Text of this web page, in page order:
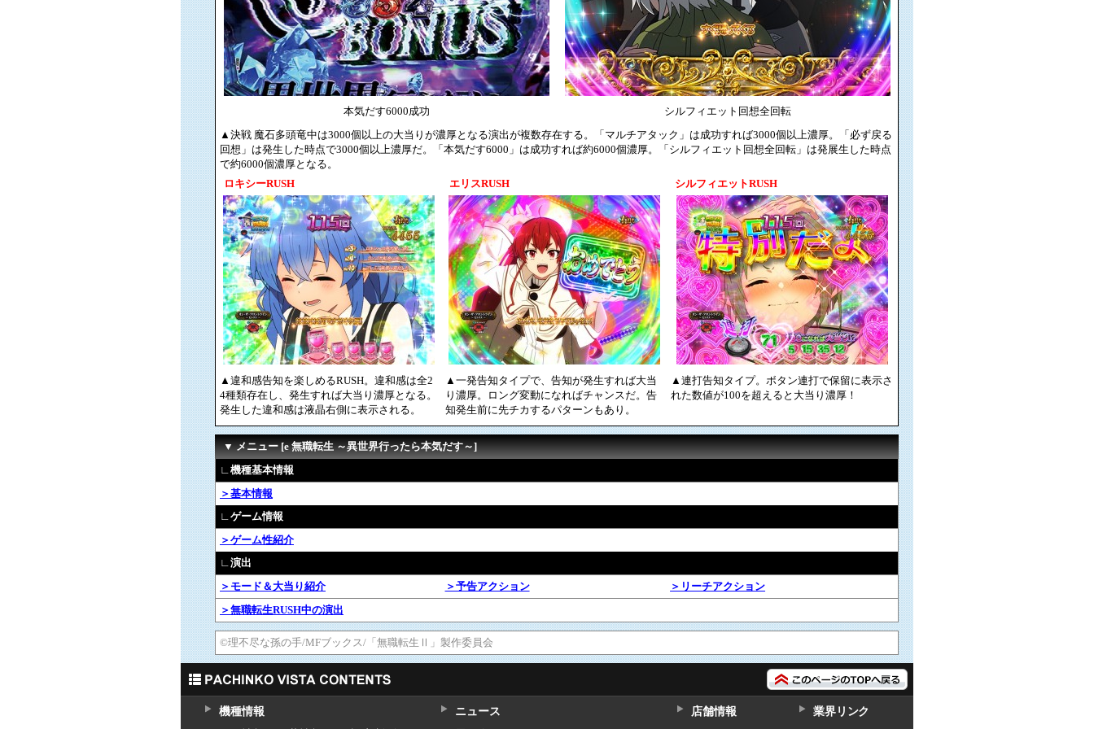
本気だす6000成功
シルフィエット回想全回転
▲決戦 魔石多頭竜中は3000個以上の大当りが濃厚となる演出が複数存在する。「マルチアタック」は成功すれば3000個以上濃厚。「必ず戻る
回想」は発生した時点で3000個以上濃厚だ。「本気だす6000」は成功すれば約6000個濃厚。「シルフィエット回想全回転」は発展生した時点
で約6000個濃厚となる。
ロキシーRUSH
エリスRUSH シルフィエットRUSH
▲違和感告知を楽しめるRUSH。違和感は全2
4種類存在し、発生すれば大当り濃厚となる。
発生した違和感は液晶右側に表示される。
▲一発告知タイプで、告知が発生すれば大当
り濃厚。ロング変動になればチャンスだ。告
知発生前に先チカするパターンもあり。
▲連打告知タイプ。ボタン連打で保留に表示さ
れた数値が100を超えると大当り濃厚！
▼ メニュー [e 無職転生 ～異世界行ったら本気だす～]
∟機種基本情報
＞基本情報
∟ゲーム情報
＞ゲーム性紹介
∟演出
＞モード＆大当り紹介
＞予告アクション
＞リーチアクション
＞無職転生RUSH中の演出
©理不尽な孫の手/MFブックス/「無職転生Ⅱ」製作委員会
機種情報
ニュース
店舗情報 業界リンク